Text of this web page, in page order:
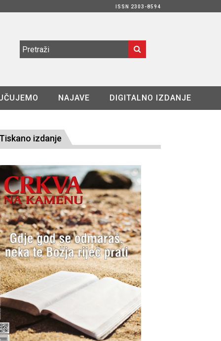
ISSN 2303-8594
NAJAVE DIGITALNO IZDANJE
Tiskano izdanje